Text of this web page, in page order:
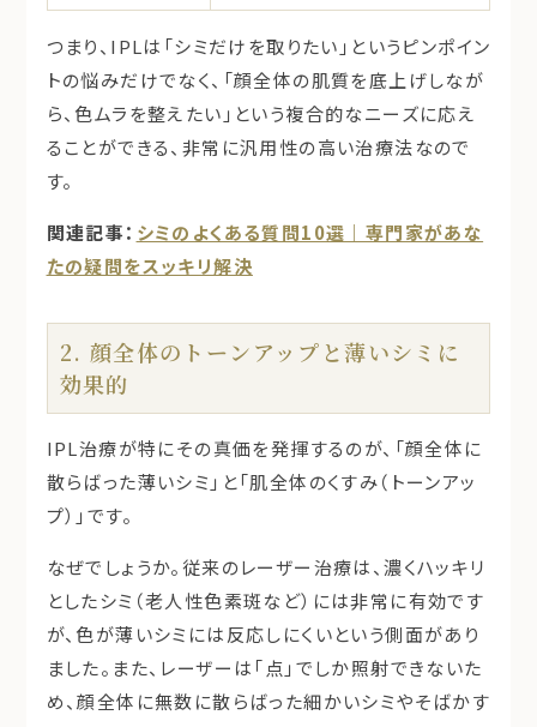
つまり、IPLは「シミだけを取りたい」というピンポイン
トの悩みだけでなく、「顔全体の肌質を底上げしなが
ら、色ムラを整えたい 」という複合的なニーズに応え
ることができる、非常に汎用性の高い治療法なので
す。
関連記事： シミのよくある質問10選｜専門家があな
たの疑問をスッキリ解決
2. 顔全体のトーンアップと薄いシミに
効果的
IPL治療が特にその真価を発揮するのが、「顔全体に
散らばった薄いシミ 」と「肌全体のくすみ（トーンアッ
プ） 」です。
なぜでしょうか。従来のレーザー治療は、濃くハッキリ
としたシミ（老人性色素斑など）には非常に有効です
が、色が薄いシミには反応しにくいという側面があり
ました。また、レーザーは「点」でしか照射できないた
め、顔全体に無数に散らばった細かいシミやそばかす